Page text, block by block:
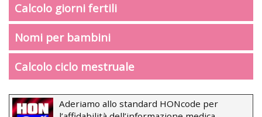
Calcolo giorni fertili
Nomi per bambini
Calcolo ciclo mestruale
Aderiamo allo standard HONcode per